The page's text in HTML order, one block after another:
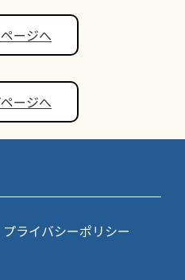
ージへ
ージへ
プライバシーポリシー